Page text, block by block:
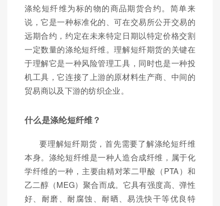
涤纶短纤维为标的物的商品期货合约。简单来
说，它是一种标准化的、可在交易所公开交易的
远期合约，约定在未来特定日期以特定价格交割
一定数量的涤纶短纤维。理解短纤期货的关键在
于理解它是一种风险管理工具，同时也是一种投
机工具，它连接了上游的原材料生产商、中间的
贸易商以及下游的纺织企业。
什么是涤纶短纤维？
要理解短纤期货，首先需要了解涤纶短纤维
本身。涤纶短纤维是一种人造合成纤维，属于化
学纤维的一种，主要由精对苯二甲酸（PTA）和
乙二醇（MEG）聚合而成。它具有强度高、弹性
好、耐磨、耐腐蚀、耐晒、易洗快干等优良特